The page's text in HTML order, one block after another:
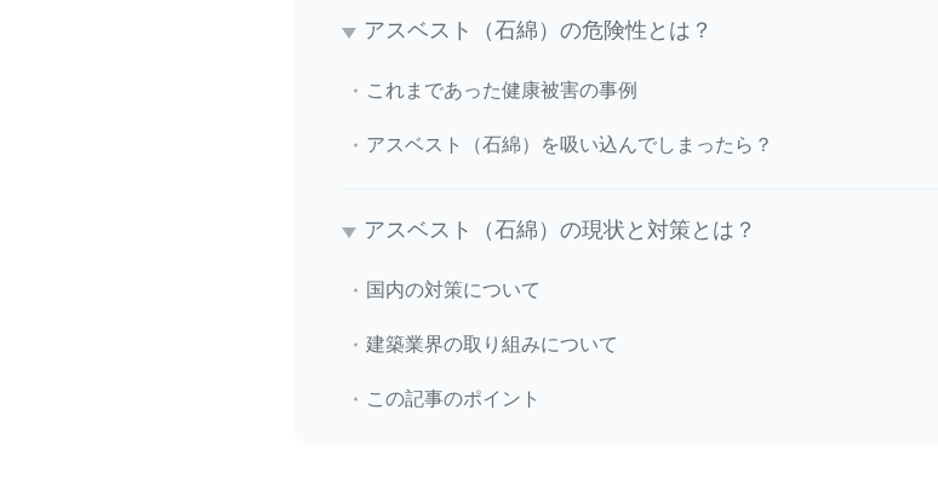
アスベスト（石綿）の危険性とは？
これまであった健康被害の事例
アスベスト（石綿）を吸い込んでしまったら？
アスベスト（石綿）の現状と対策とは？
国内の対策について
建築業界の取り組みについて
この記事のポイント